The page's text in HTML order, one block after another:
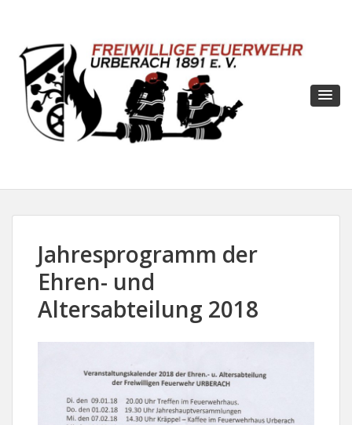
Jahresprogramm der
Ehren- und
Altersabteilung 2018